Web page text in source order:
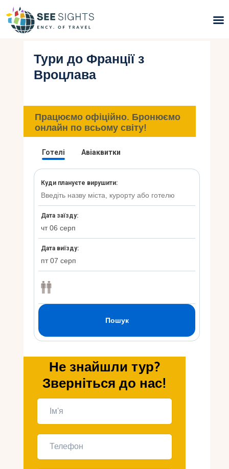
Пошук турів
Гарячі тури
Типи Турів
Країни
Контакти
Тури до Франції з
Вроцлава
Працюємо офіційно. Бронюємо
онлайн по всьому світу!
Не знайшли тур?
Зверніться до нас!